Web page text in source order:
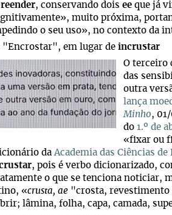
, conservando dois ee que já
muito próxima,
o seu uso», no contexto da
"Encrostar", em lugar de incrustar
O terceiro
das
outra
lança
Minho,
do 1.º de
«fixar ou
daAcademia das Ciências de
, pois é verbo dicionarizado,
o que se tenciona noticiar,
«crusta, ae "crosta, revestimento
lâmina, folha, capa, camada,